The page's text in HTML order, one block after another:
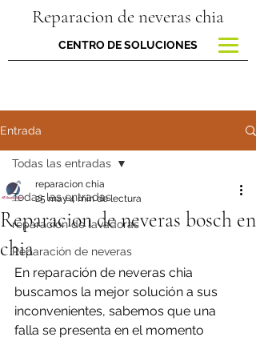
Reparacion de neveras chia
CENTRO DE SOLUCIONES
Entrada
Todas las entradas
reparacion de lavadoras
Reparación de neveras
Todas las entradas
Reparacion de neveras bosch en
chia
reparacion chia
25 may4 min de lectura
En reparación de neveras chia
buscamos la mejor solución a sus
inconvenientes, sabemos que una
falla se presenta en el momento